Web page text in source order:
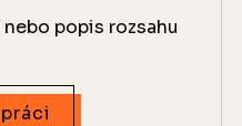
popis rozsahu